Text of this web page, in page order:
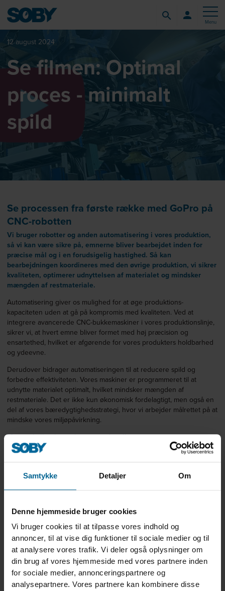
Samtykke Detaljer Om
Denne hjemmeside bruger cookies
Vi bruger cookies til at tilpasse vores indhold og
annoncer, til at vise dig funktioner til sociale medier og til
at analysere vores trafik. Vi deler også oplysninger om
din brug af vores hjemmeside med vores partnere inden
for sociale medier, annonceringspartnere og
analysepartnere. Vores partnere kan kombinere disse
Menu
12 august 2024
Se filmen: Optimal
proces - minimalt
spild
Se processen fra første række med GoPro på
CNC-robotten
Vi bruger robotter og anden automatisering i vores produktion,
så vi kan være sikre på, emnerne bliver bearbejdet inden for
præcise mål og i en forudsigelig hastighed. Så kan
bearbejdningen koordineres med den øvrige produktion, vi sikrer
kvaliteten, optimerer udnyttelsen af materialet og mindsker
mængden af restmateriale.
Automatisering giver os mulighed for at øge produktions-
kapaciteten uden at gå på kompromis med kvaliteten. Ved at
integrere avancerede CNC-bukkemaskiner i vores produktionslinje,
sikrer vi, at hvert emne bliver formet med høj præcision og
ensartethed, hvilket er afgørende for vores produkters holdbarhed
og ydeevne.
Derudover bidrager automatiseringen til at reducere spild og
forbedre effektiviteten. Vores maskiner er programmeret til at
udnytte materialet optimalt, hvilket mindsker mængden af
restmateriale. Det er ikke kun økonomisk fordelagtigt, men også en
del af vores bæredygtighedsstrategi, hvor vi arbejder målrettet på at
mindske vores miljøpåvirkning.
Menneskelig ekspertise er uundværlig
Selvom produktionen er automatiseret, er menneskelig ekspertise
tæt forbundet med processerne. Vores dygtige medarbejdere
løbende kvalitetskontrol for at sikre, at de høje standarder, vi er
Flere film fra SØBY
Film: CNC-bukker med GoPro